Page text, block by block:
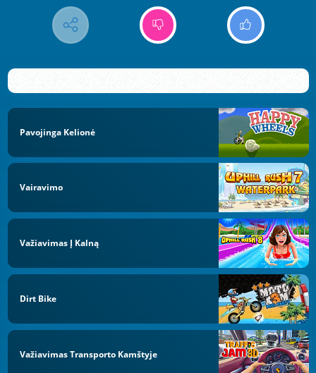
Pavojinga Kelionė
Vairavimo
Važiavimas Į Kalną
Dirt Bike
Važiavimas Transporto Kamštyje